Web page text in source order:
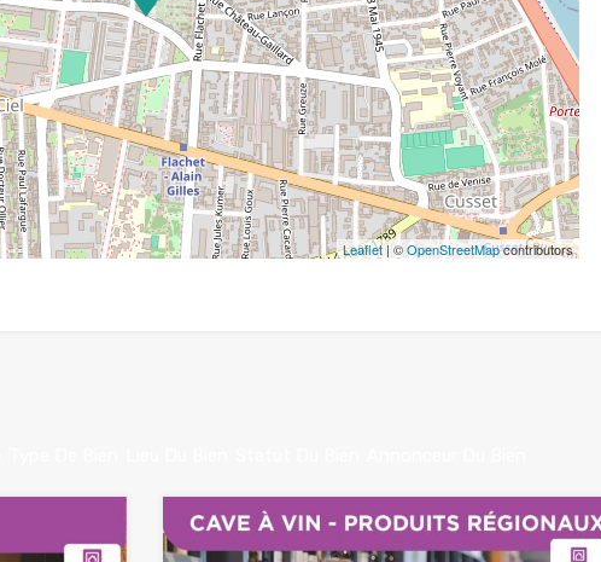
Leaflet| ©OpenStreetMapcontributors